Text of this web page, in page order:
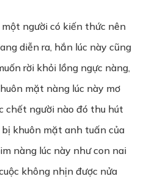
người có kiến thức nên
diễn ra, hắn lúc này cũng
rời khỏi lồng ngực nàng,
mặt nàng lúc này mơ
chết người nào đó thu hút
khuôn mặt anh tuấn của
nàng lúc này như con nai
không nhịn được nửa